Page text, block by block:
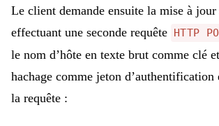
Le client demande ensuite la mise à
effectuant une seconde requête HTTP
le nom d’hôte en texte brut comme clé
hachage comme jeton d’authentification
la requête :